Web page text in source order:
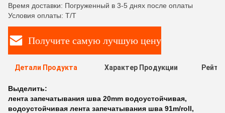
Время доставки: Погруженный в 3-5 днях после оплаты
Условия оплаты: T/T
Получите самую лучшую цену
Детали Продукта Характер Продукции
Выделить:
лента запечатывания шва 20mm водоустойчивая,
водоустойчивая лента запечатывания шва 91m/roll,